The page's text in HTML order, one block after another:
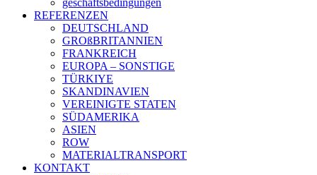
geschäftsbedingungen
REFERENZEN
DEUTSCHLAND
GROßBRITANNIEN
FRANKREICH
EUROPA – SONSTIGE
TÜRKIYE
SKANDINAVIEN
VEREINIGTE STATEN
SÜDAMERIKA
ASIEN
ROW
MATERIALTRANSPORT
KONTAKT